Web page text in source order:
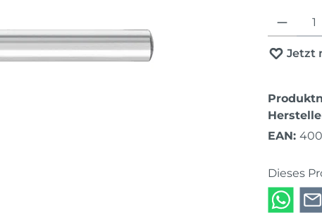
Produkt
Jetzt
EAN:
Dieses